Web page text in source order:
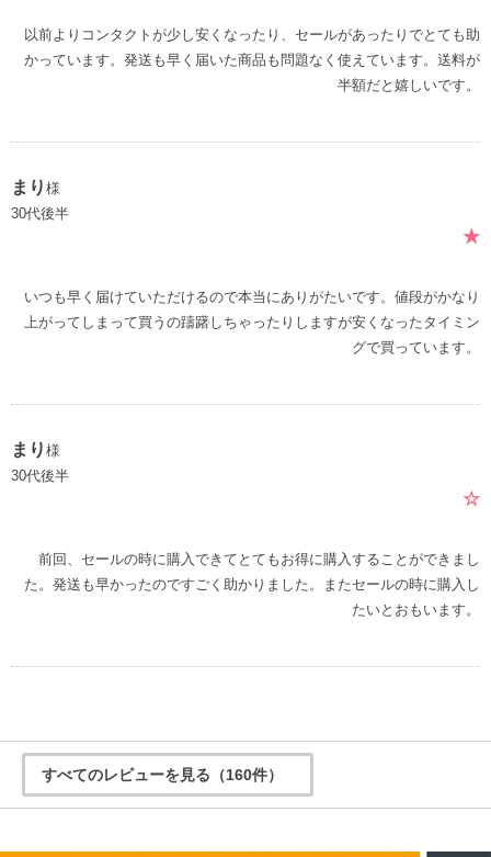
以前よりコンタクトが少し安くなったり、セールがあったりでとても助
かっています。発送も早く届いた商品も問題なく使えています。送料が
半額だと嬉しいです。
まり 様
30代後半
★
いつも早く届けていただけるので本当にありがたいです。値段がかなり
上がってしまって買うの躊躇しちゃったりしますが安くなったタイミン
グで買っています。
まり 様
30代後半
☆
前回、セールの時に購入できてとてもお得に購入することができまし
た。発送も早かったのですごく助かりました。またセールの時に購入し
たいとおもいます。
すべてのレビューを見る（160件）